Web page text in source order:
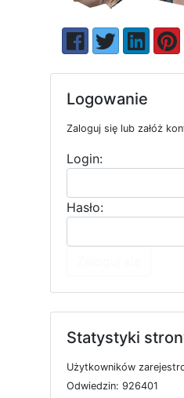
Logowanie
Zaloguj się lub załóż
Login:
Hasło:
Statystyki
Użytkowników zarejestr
Odwiedzin: 926401